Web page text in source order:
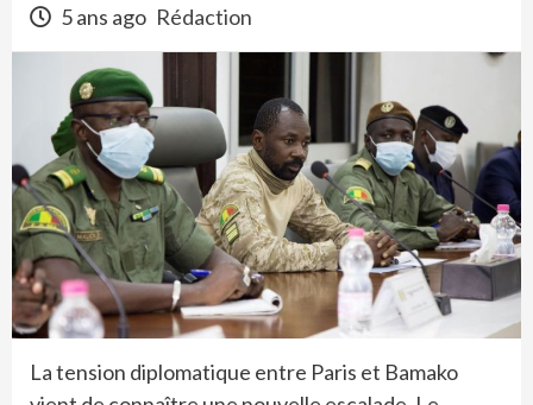
5 ans ago Rédaction
La tension diplomatique entre Paris et Bamako